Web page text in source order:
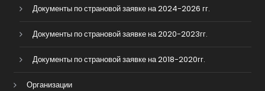
Документы по страновой заявке на 2024-2026 гг.
Документы по страновой заявке на 2020-2023гг.
Документы по страновой заявке на 2018-2020гг.
Организации